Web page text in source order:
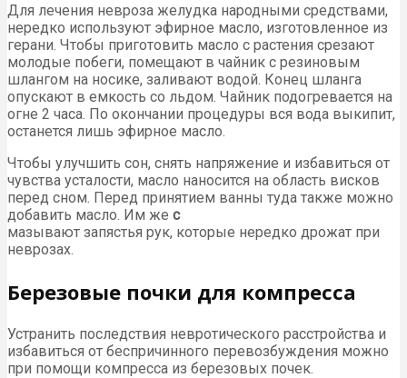
Для лечения невроза желудка народными средствами,
нередко используют эфирное масло, изготовленное из
герани. Чтобы приготовить масло с растения срезают
молодые побеги, помещают в чайник с резиновым
шлангом на носике, заливают водой. Конец шланга
опускают в емкость со льдом. Чайник подогревается на
огне 2 часа. По окончании процедуры вся вода выкипит,
останется лишь эфирное масло.
Чтобы улучшить сон, снять напряжение и избавиться от
чувства усталости, масло наносится на область висков
перед сном. Перед принятием ванны туда также можно
добавить масло. Им же с
мазывают запястья рук, которые нередко дрожат при
неврозах.
Березовые почки для компресса
Устранить последствия невротического расстройства и
избавиться от беспричинного перевозбуждения можно
при помощи компресса из березовых почек.